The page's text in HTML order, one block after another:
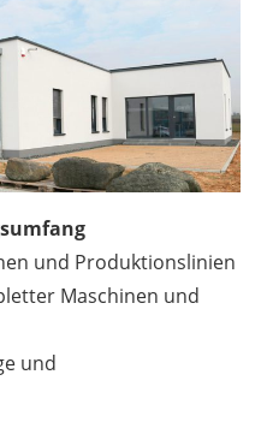
und Produktionslinien
Maschinen und
und